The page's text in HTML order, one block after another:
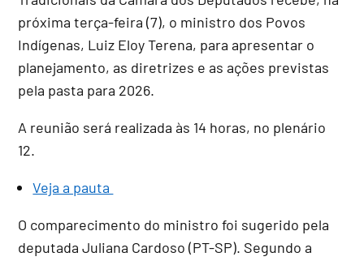
próxima terça-feira (7), o ministro dos Povos
Indígenas, Luiz Eloy Terena, para apresentar o
planejamento, as diretrizes e as ações previstas
pela pasta para 2026.
A reunião será realizada às 14 horas, no plenário
12.
Veja a pauta
O comparecimento do ministro foi sugerido pela
deputada Juliana Cardoso (PT-SP). Segundo a